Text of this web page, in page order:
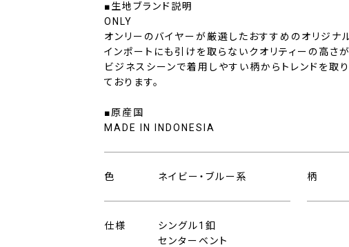
■生地ブランド説明
ONLY
オンリーのバイヤーが厳選したおすすめのオリジナル
インポートにも引けを取らないクオリティーの高さが
ビジネスシーンで着用しやすい柄からトレンドを取
ております。
■原産国
MADE IN INDONESIA
色 ネイビー・ブルー系 柄
仕様
シングル1釦
センターベント